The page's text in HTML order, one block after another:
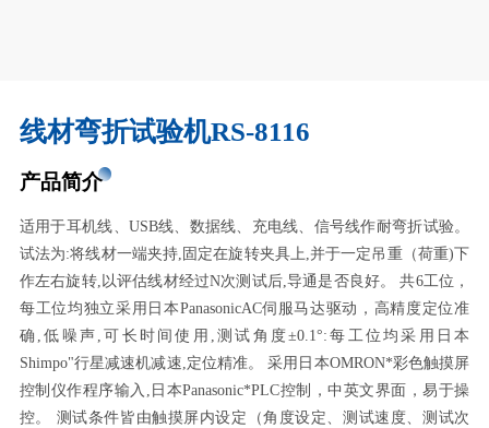
线材弯折试验机RS-8116
产品简介
适用于耳机线、USB线、数据线、充电线、信号线作耐弯折试验。
试法为:将线材一端夹持,固定在旋转夹具上,并于一定吊重（荷重)下
作左右旋转,以评估线材经过N次测试后,导通是否良好。 共6工位，
每工位均独立采用日本PanasonicAC伺服马达驱动，高精度定位准
确,低噪声,可长时间使用,测试角度±0.1°:每工位均采用日本
Shimpo"行星减速机减速,定位精准。 采用日本OMRON*彩色触摸屏
控制仪作程序输入,日本Panasonic*PLC控制，中英文界面，易于操
控。 测试条件皆由触摸屏内设定（角度设定、测试速度、测试次